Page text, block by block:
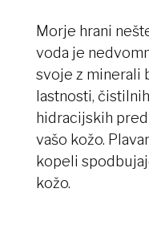
Morje hrani
voda je
svoje z minerali
lastnosti,
hidracijskih
vašo kožo.
kopeli
kožo.